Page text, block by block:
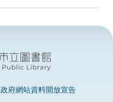
政府網站資料開放宣告